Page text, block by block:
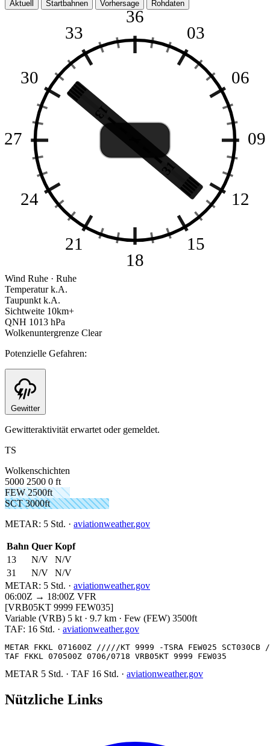
Aktuell Startbahnen Vorhersage Rohdaten
36
03
06
09
12
15
18
21
24
27
30
33
31
13
--
Wind Ruhe · Ruhe
Temperaturk.A.
Taupunkt k.A.
Sichtweite 10km+
QNH 1013 hPa
Wolkenuntergrenze Clear
Potenzielle Gefahren:
Gewitter
Gewitteraktivität erwartet oder gemeldet.
TS
Wolkenschichten
5000 2500 0 ft
FEW 2500ft
SCT 3000ft
METAR: 5 Std. · aviationweather.gov
Bahn Quer Kopf
13
N/V
N/V
31
N/V
N/V
METAR: 5 Std. · aviationweather.gov
06:00Z → 18:00Z VFR
[VRB05KT 9999 FEW035]
Variable (VRB) 5 kt · 9.7 km · Few (FEW) 3500ft
TAF: 16 Std. · aviationweather.gov
METAR FKKL 071600Z /////KT 9999 -TSRA FEW025
TAF FKKL 070500Z 0706/0718 VRB05KT 9999 FEW035
METAR 5 Std. · TAF 16 Std. · aviationweather.gov
Nützliche Links